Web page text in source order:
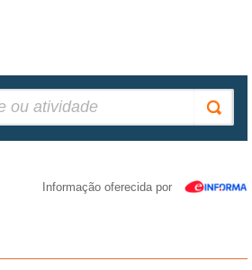
Informação oferecida por